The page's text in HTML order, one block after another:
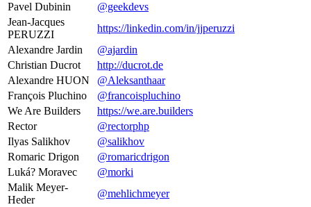
Pavel Dubinin
@geekdevs
Jean-Jacques
PERUZZI
https://linkedin.com/in/jjperuzzi
Alexandre Jardin
@ajardin
Christian Ducrot
http://ducrot.de
Alexandre HUON
@Aleksanthaar
François Pluchino
@francoispluchino
We Are Builders
https://we.are.builders
Rector
@rectorphp
Ilyas Salikhov
@salikhov
Romaric Drigon
@romaricdrigon
Luká? Moravec
@morki
Malik Meyer-
Heder
@mehlichmeyer